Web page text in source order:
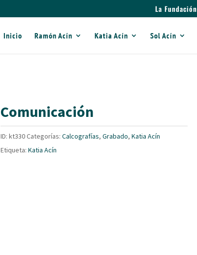
La Fundación
Inicio Ramón Acín Katia Acín Sol Acín
Comunicación
ID:kt330Categorías:Calcografías,Grabado,Katia Acín
Etiqueta:Katia Acín